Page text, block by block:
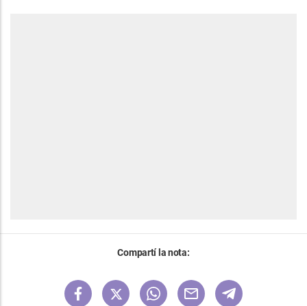
Compartí la nota: